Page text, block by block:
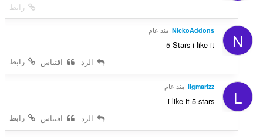
رابط
N
NickoAddons منذ عام
5 Stars i like it
رابط
الرد اقتباس
L
ligmarizz منذ عام
i like it 5 stars
رابط
الرد اقتباس